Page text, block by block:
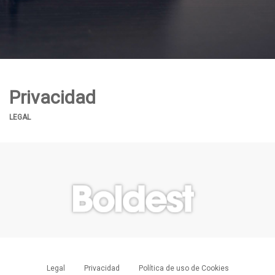
Privacidad
LEGAL
Legal Privacidad Política de uso de Cookies